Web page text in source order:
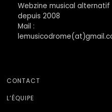
Webzine musical alternatif
depuis 2008
Mail :
CONTACT
L’ÉQUIPE